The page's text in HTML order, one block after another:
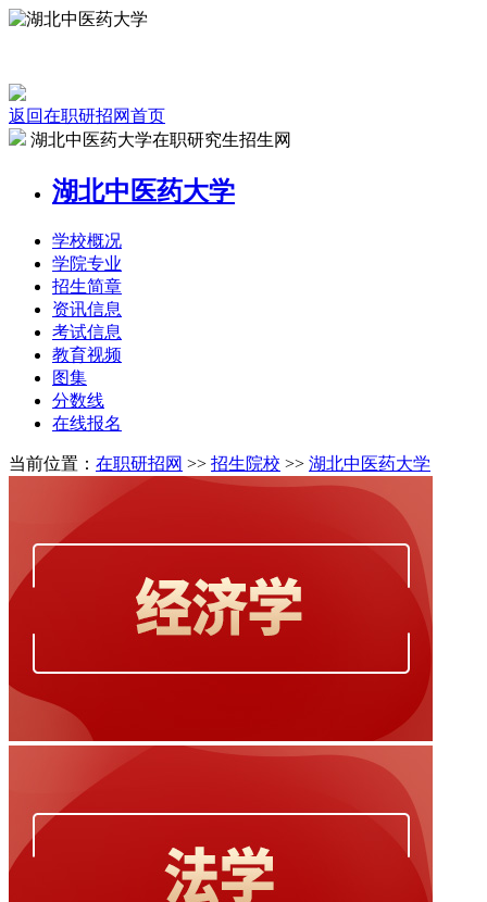
返回在职研招网首页
湖北中医药大学在职研究生招生网
湖北中医药大学
学校概况
学院专业
招生简章
资讯信息
考试信息
教育视频
图集
分数线
在线报名
当前位置： 在职研招网 >> 招生院校 >> 湖北中医药大学